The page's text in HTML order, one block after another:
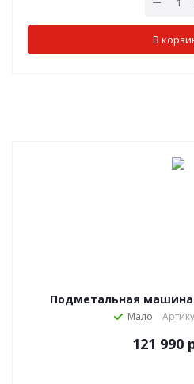
В
Подметальная машина
Мало
121 990